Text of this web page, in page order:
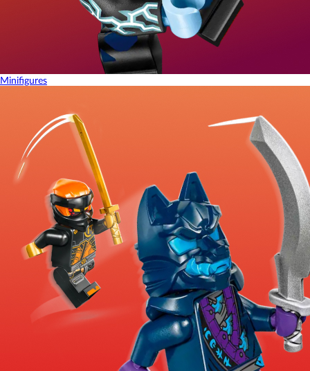
Minifigures